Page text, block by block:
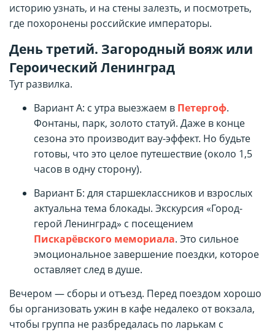
историю узнать, и на стены залезть, и посмотреть,
где похоронены российские императоры.
День третий. Загородный вояж или
Героический Ленинград
Тут развилка.
Вариант А: с утра выезжаем в Петергоф.
Фонтаны, парк, золото статуй. Даже в конце
сезона это производит вау-эффект. Но будьте
готовы, что это целое путешествие (около 1,5
часов в одну сторону).
Вариант Б: для старшеклассников и взрослых
актуальна тема блокады. Экскурсия «Город-
герой Ленинград» с посещением
Пискарёвского мемориала. Это сильное
эмоциональное завершение поездки, которое
оставляет след в душе.
Вечером — сборы и отъезд. Перед поездом хорошо
бы организовать ужин в кафе недалеко от вокзала,
чтобы группа не разбредалась по ларькам с